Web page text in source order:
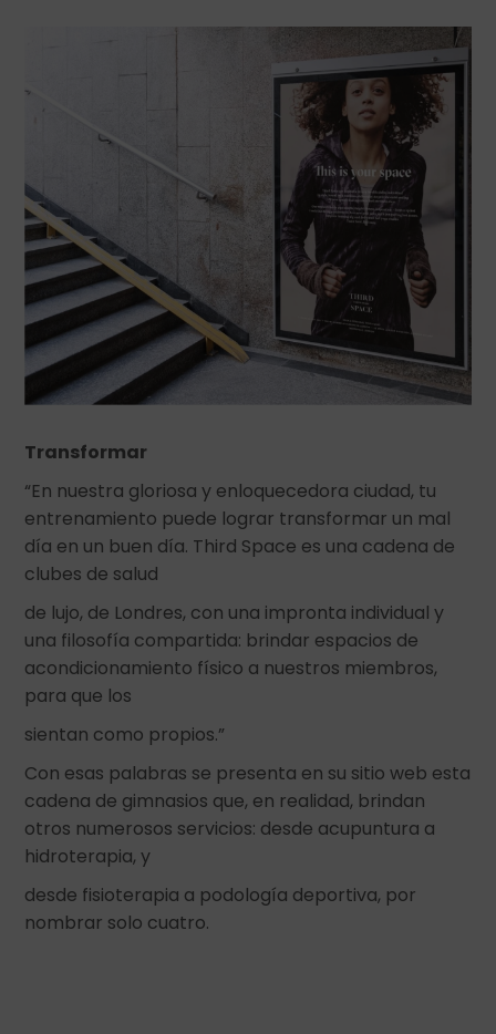
Transformar
“En nuestra gloriosa y enloquecedora ciudad, tu
entrenamiento puede lograr transformar un mal
día en un buen día. Third Space es una cadena de
clubes de salud
de lujo, de Londres, con una impronta individual y
una filosofía compartida: brindar espacios de
acondicionamiento físico a nuestros miembros,
para que los
sientan como propios.”
Con esas palabras se presenta en su sitio web esta
cadena de gimnasios que, en realidad, brindan
otros numerosos servicios: desde acupuntura a
hidroterapia, y
desde fisioterapia a podología deportiva, por
nombrar solo cuatro.